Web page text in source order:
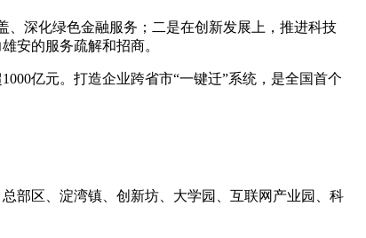
、深化绿色金融服务；二是在创新发展上，推进科技
安的服务疏解和招商。
亿元。打造企业跨省市“一键迁”系统，是全国首个
部区、淀湾镇、创新坊、大学园、互联网产业园、科